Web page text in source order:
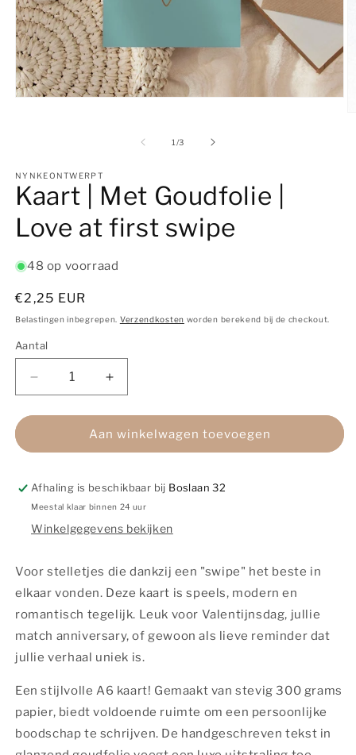
1 /van
3
NYNKEONTWERPT
Kaart | Met Goudfolie |
Love at first swipe
48 op voorraad
Normale
prijs
€2,25 EUR
Belastingen inbegrepen. Verzendkosten worden berekend bij de checkout.
Aantal
Aantal
Aantal
verlagen
voor
|
Goudfolie
|
at
swipe
Aantal
verhogen
voor
Kaart
|
Goudfolie
at
swipe
Aan winkelwagen toevoegen
Afhaling is beschikbaar bij Boslaan 32
Meestal klaar binnen 24 uur
Winkelgegevens bekijken
Voor stelletjes die dankzij een "swipe" het beste in
elkaar vonden. Deze kaart is speels, modern en
romantisch tegelijk. Leuk voor Valentijnsdag, jullie
match anniversary, of gewoon als lieve reminder dat
jullie verhaal uniek is.
Een stijlvolle A6 kaart! Gemaakt van stevig 300 grams
papier, biedt voldoende ruimte om een persoonlijke
boodschap te schrijven. De handgeschreven tekst in